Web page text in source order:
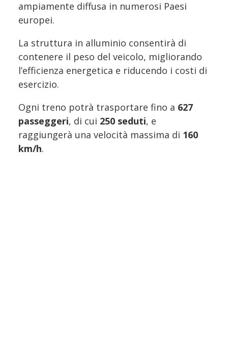
ampiamente diffusa in numerosi Paesi
europei.
La struttura in alluminio consentirà di
contenere il peso del veicolo, migliorando
l’efficienza energetica e riducendo i costi di
esercizio.
Ogni treno potrà trasportare fino a 627
passeggeri, di cui 250 seduti, e
raggiungerà una velocità massima di 160
km/h.